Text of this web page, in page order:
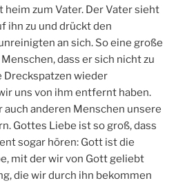
heim zum Vater. Der Vater sieht
ihn zu und drückt den
an sich. So eine große
dass er sich nicht zu
Dreckspatzen wieder
uns von ihm entfernt haben.
auch anderen Menschen unsere
Gottes Liebe ist so groß, dass
sogar hören: Gott ist die
mit der wir von Gott geliebt
die wir durch ihn bekommen